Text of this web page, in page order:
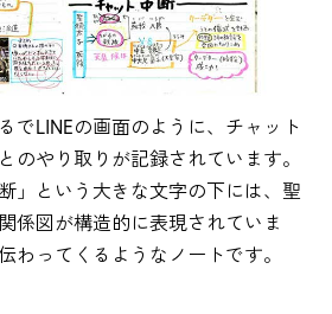
でLINEの画面のように、チャット
のやり取りが記録されています。
」という大きな文字の下には、聖
係図が構造的に表現されていま
わってくるようなノートです。